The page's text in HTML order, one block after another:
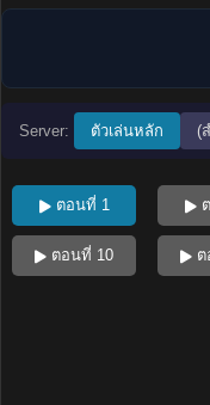
Server: ตัวเล่นหลัก (
ตอนที่ 1 ต
ตอนที่ 10